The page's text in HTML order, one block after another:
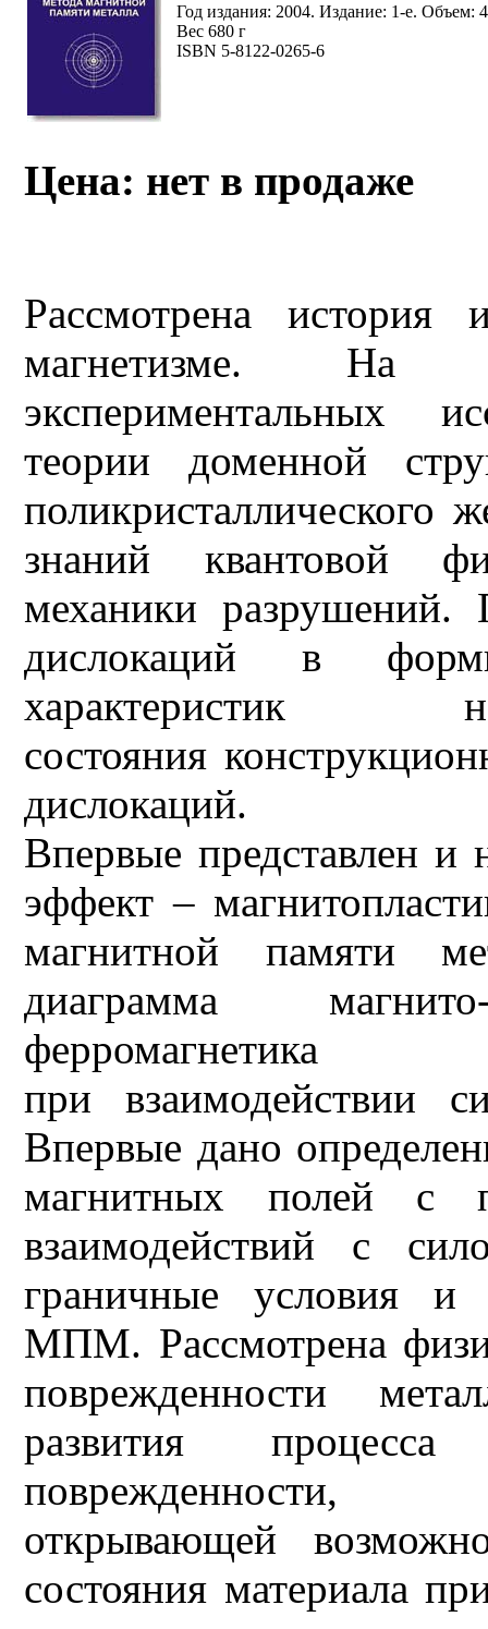
Год издания: 2004. Издание: 1-е. Объем:
Вес 680 г
ISBN 5-8122-0265-6
Цена: нет в продаже
Рассмотрена
магнетизме. На
экспериментальных
теории доменной
поликристаллического
знаний квантовой
механики разрушений.
дислокаций в
характеристик
состояния
дислокаций.
Впервые представлен и
эффект –
магнитной памяти
диаграмма
ферромагнетика
при взаимодействии
Впервые дано
магнитных полей с
взаимодействий с
граничные условия и
МПМ. Рассмотрена
поврежденности
развития процесса
поврежденности,
открывающей
состояния материала